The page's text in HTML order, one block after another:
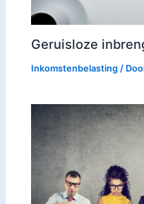
Geruisloze
Inkomstenbelasting /